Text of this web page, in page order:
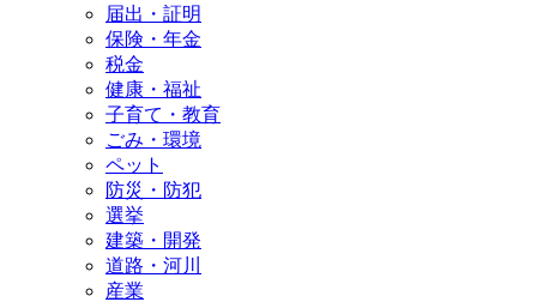
届出・証明
保険・年金
税金
健康・福祉
子育て・教育
ごみ・環境
ペット
防災・防犯
選挙
建築・開発
道路・河川
産業